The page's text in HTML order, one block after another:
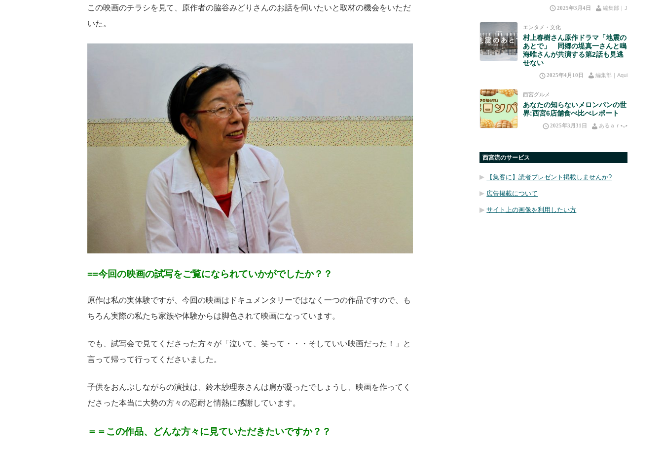
この映画のチラシを見て、原作者の脇谷みどりさんのお話を伺いたいと取材の機会をいただ
いた。
==今回の映画の試写をご覧になられていかがでしたか？？
原作は私の実体験ですが、今回の映画はドキュメンタリーではなく一つの作品ですので、も
ちろん実際の私たち家族や体験からは脚色されて映画になっています。
でも、試写会で見てくださった方々が「泣いて、笑って・・・そしていい映画だった！」と
言って帰って行ってくださいました。
子供をおんぶしながらの演技は、鈴木紗理奈さんは肩が凝ったでしょうし、映画を作ってく
ださった本当に大勢の方々の忍耐と情熱に感謝しています。
＝＝この作品、どんな方々に見ていただきたいですか？？
2025年3月4日 編集部｜J
エンタメ・文化
村上春樹さん原作ドラマ「地震の
あとで」 同郷の堤真一さんと鳴
海唯さんが共演する第2話も見逃
せない
2025年4月10日 編集部｜Aqui
西宮グルメ
あなたの知らないメロンパンの世
界:西宮6店舗食べ比べレポート
2025年3月31日 あるａｒ•⁠ᴗ⁠•⁠
西宮流のサービス
【集客に】読者プレゼント掲載しませんか?
広告掲載について
サイト上の画像を利用したい方